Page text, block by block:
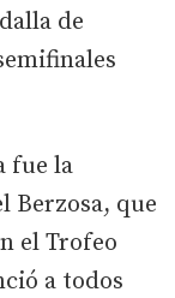
de
fue la
Berzosa, que
el Trofeo
a todos